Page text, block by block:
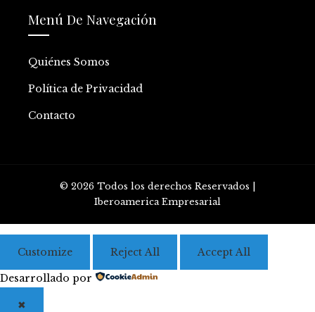
Menú De Navegación
Quiénes Somos
Política de Privacidad
Contacto
© 2026 Todos los derechos Reservados |
Iberoamerica Empresarial
Customize Reject All Accept All
Desarrollado por
✖